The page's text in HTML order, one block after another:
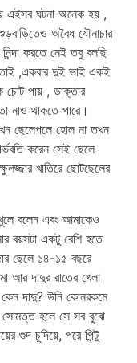
এইসব ঘটনা অনেক হয় ,
অবৈধ যৌনাচার
করতে নেই তবু বলছি
,একবার দুই ভাই একই
চোট পায় , ডাক্তার
নাও থাকতে পারে।
ছেলেপলে হোল না তখন
করেন সেই ছেলে
খাতিরে ছোটছেলের
বলেন এবং আমাকেও
বয়সটা একটু বেশি হতে
ছেলে ১৪-১৫ বছরে
আর দাদুর রাতের খেলা
কেন দাদু? উনি কোনরকমে
সোমত্ত হলে সে সব বুঝে
গুদ চুদিয়ে, পরে পিন্টু